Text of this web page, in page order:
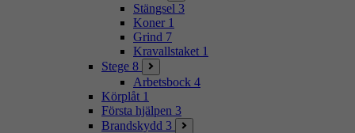
Stängsel 3
Koner 1
Grind 7
Kravallstaket 1
Stege 8
Arbetsbock 4
Körplåt 1
Första hjälpen 3
Brandskydd 3